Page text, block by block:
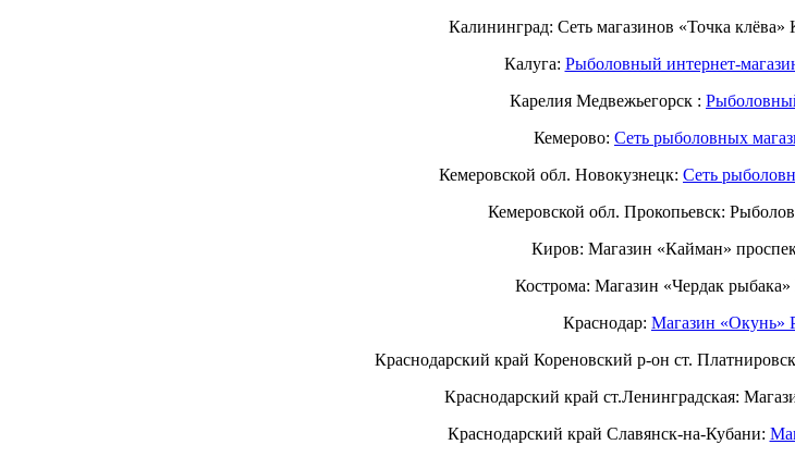
Калининград: Сеть магазинов «Точка
Калуга: Рыболовный интернет-
Карелия Медвежьегорск :
Кемерово: Сеть рыболовных
Кемеровской обл. Новокузнецк: Сеть
Кемеровской обл. Прокопьевск:
Киров: Магазин «Кайман»
Кострома: Магазин «Чердак
Краснодар: Магазин «Окунь»
Краснодарский край Кореновский р-он ст.
Краснодарский край ст.Ленинградская:
Краснодарский край Славянск-на-Кубани: